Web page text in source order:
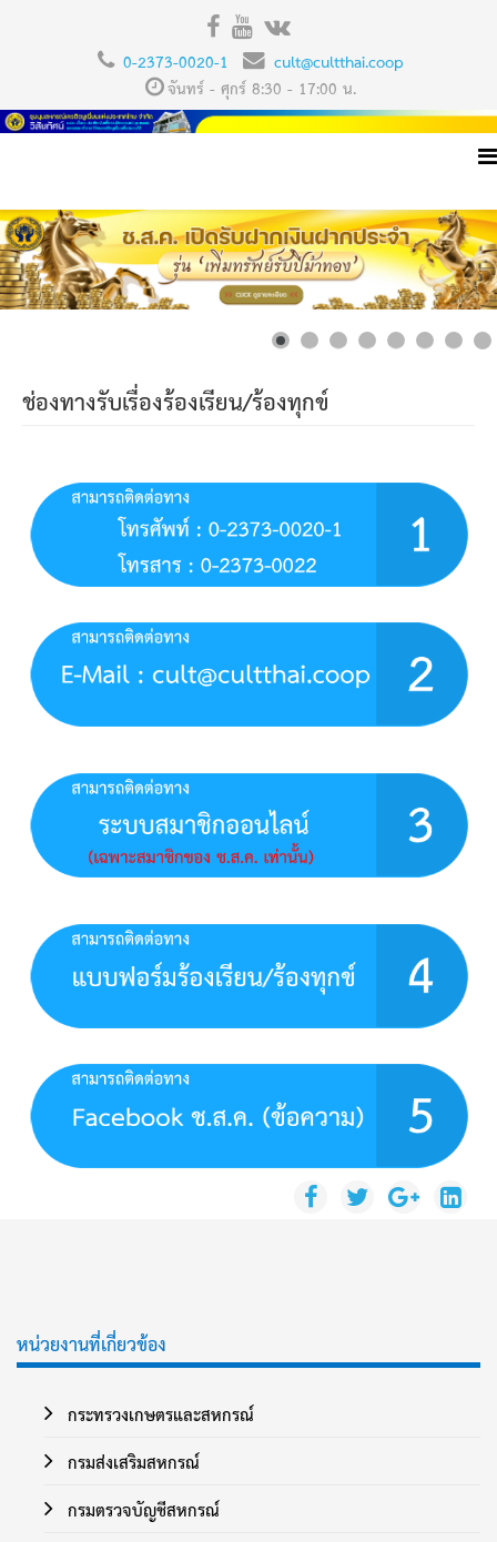
0-2373-0020-1
cult@cultthai.coop
จันทร์ - ศุกร์ 8:30 - 17:00 น.
ช่องทางรับเรื่องร้องเรียน/ร้องทุกข์
หน่วยงานที่เกี่ยวข้อง
กระทรวงเกษตรและสหกรณ์
กรมส่งเสริมสหกรณ์
กรมตรวจบัญชีสหกรณ์